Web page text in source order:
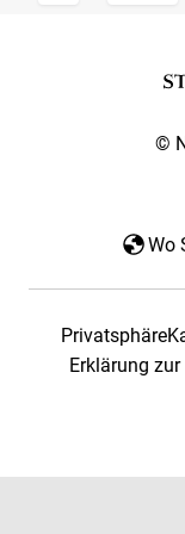
©
Wo
Privatsphäre
Erklärung